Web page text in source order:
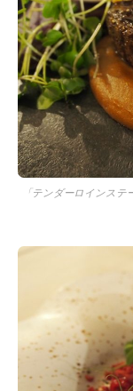
「テンダーロインス